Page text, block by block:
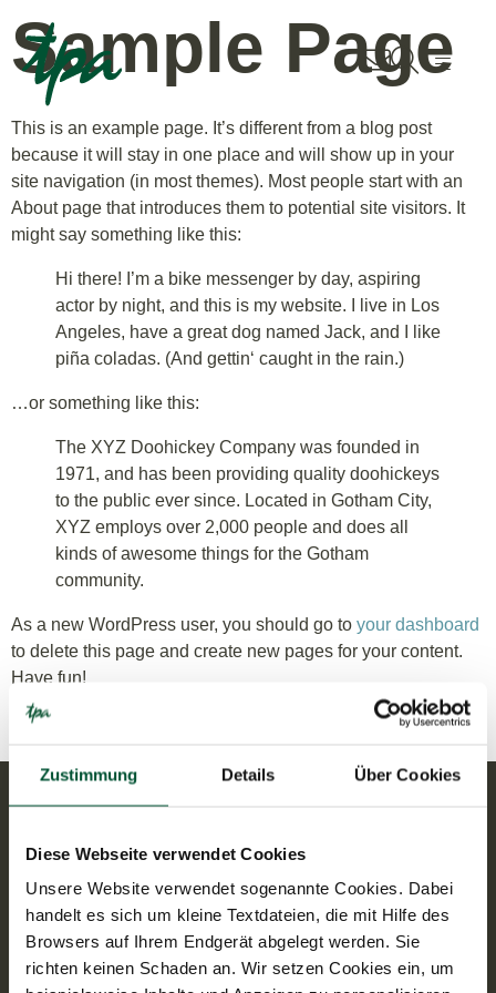
Zustimmung Details Über Cookies
Diese Webseite verwendet Cookies
Unsere Website verwendet sogenannte Cookies. Dabei
handelt es sich um kleine Textdateien, die mit Hilfe des
Browsers auf Ihrem Endgerät abgelegt werden. Sie
richten keinen Schaden an. Wir setzen Cookies ein, um
Über uns
Karriere
Lernen & Entfalten
News & Events
Kontakt
Standorte
DE
EN
Sample Page
This is an example page. It’s different from a blog post
because it will stay in one place and will show up in your
site navigation (in most themes). Most people start with an
About page that introduces them to potential site visitors. It
might say something like this:
Hi there! I’m a bike messenger by day, aspiring
actor by night, and this is my website. I live in Los
Angeles, have a great dog named Jack, and I like
piña coladas. (And gettin‘ caught in the rain.)
…or something like this:
The XYZ Doohickey Company was founded in
1971, and has been providing quality doohickeys
to the public ever since. Located in Gotham City,
XYZ employs over 2,000 people and does all
kinds of awesome things for the Gotham
community.
As a new WordPress user, you should go to your dashboard
to delete this page and create new pages for your content.
Have fun!
+43 5 9975 1100
Adresse
Wiedner Gürtel 13, Turm 24,1100 Wien
Öffnungszeiten